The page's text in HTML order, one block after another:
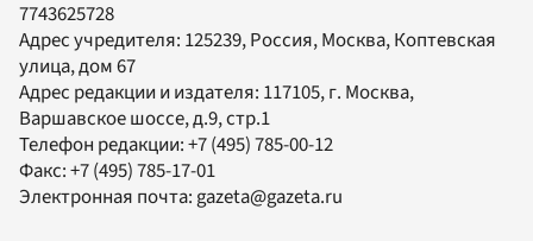
7743625728
Адрес учредителя: 125239, Россия, Москва, Коптевская
улица, дом 67
Адрес редакции и издателя: 117105, г. Москва,
Варшавское шоссе, д.9, стр.1
Телефон редакции:+7 (495) 785-00-12
Факс:+7 (495) 785-17-01
Электронная почта:gazeta@gazeta.ru